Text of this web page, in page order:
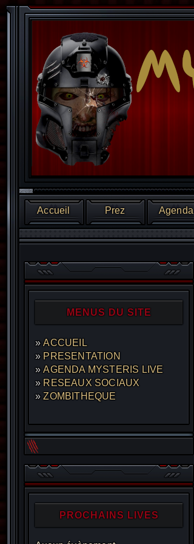
Accueil Prez Agenda
MENUS DU SITE
ACCUEIL
PRESENTATION
AGENDA MYSTERIS LIVE
RESEAUX SOCIAUX
ZOMBITHEQUE
PROCHAINS LIVES